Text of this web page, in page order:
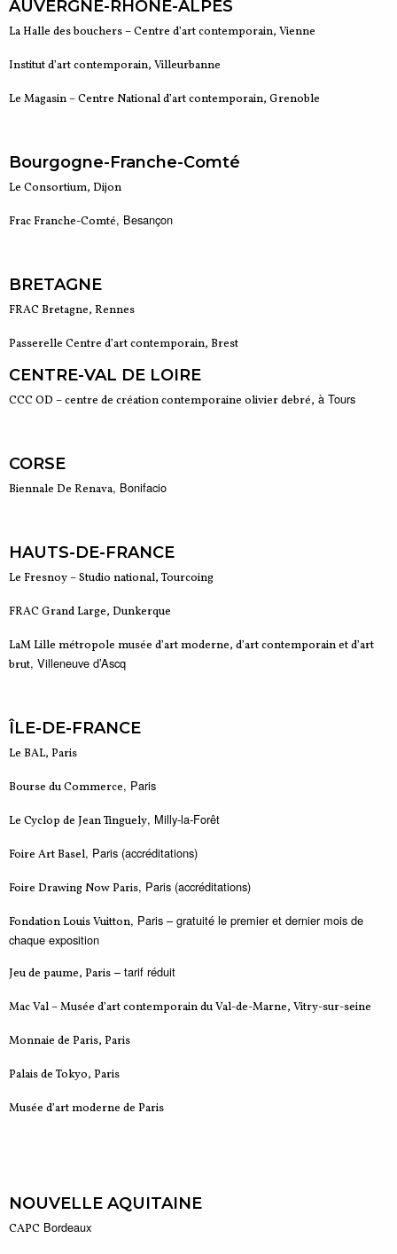
AUVERGNE-RHÔNE-ALPES
La Halle des bouchers – Centre d’art contemporain, Vienne
Institut d’art contemporain, Villeurbanne
Le Magasin – Centre National d’art contemporain, Grenoble
Bourgogne-Franche-Comté
Le Consortium, Dijon
Frac Franche-Comté, Besançon
BRETAGNE
FRAC Bretagne, Rennes
Passerelle Centre d’art contemporain, Brest
CENTRE-VAL DE LOIRE
CCC OD – centre de création contemporaine olivier debré, à Tours
CORSE
Biennale De Renava, Bonifacio
HAUTS-DE-FRANCE
Le Fresnoy – Studio national, Tourcoing
FRAC Grand Large, Dunkerque
LaM Lille métropole musée d’art moderne, d’art contemporain et d’art
brut, Villeneuve d’Ascq
ÎLE-DE-FRANCE
Le BAL, Paris
Bourse du Commerce, Paris
Le Cyclop de Jean Tinguely, Milly-la-Forêt
Foire Art Basel, Paris (accréditations)
Foire Drawing Now Paris, Paris (accréditations)
Fondation Louis Vuitton, Paris – gratuité le premier et dernier mois de
chaque exposition
Jeu de paume, Paris – tarif réduit
Mac Val – Musée d’art contemporain du Val-de-Marne, Vitry-sur-seine
Monnaie de Paris, Paris
Palais de Tokyo, Paris
Musée d’art moderne de Paris
NOUVELLE AQUITAINE
CAPC Bordeaux